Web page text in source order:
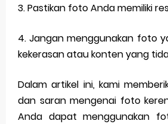
3. Pastikan foto Anda memiliki
4. Jangan menggunakan foto
kekerasan atau konten yang
Dalam artikel ini, kami
dan saran mengenai foto
Anda dapat menggunakan